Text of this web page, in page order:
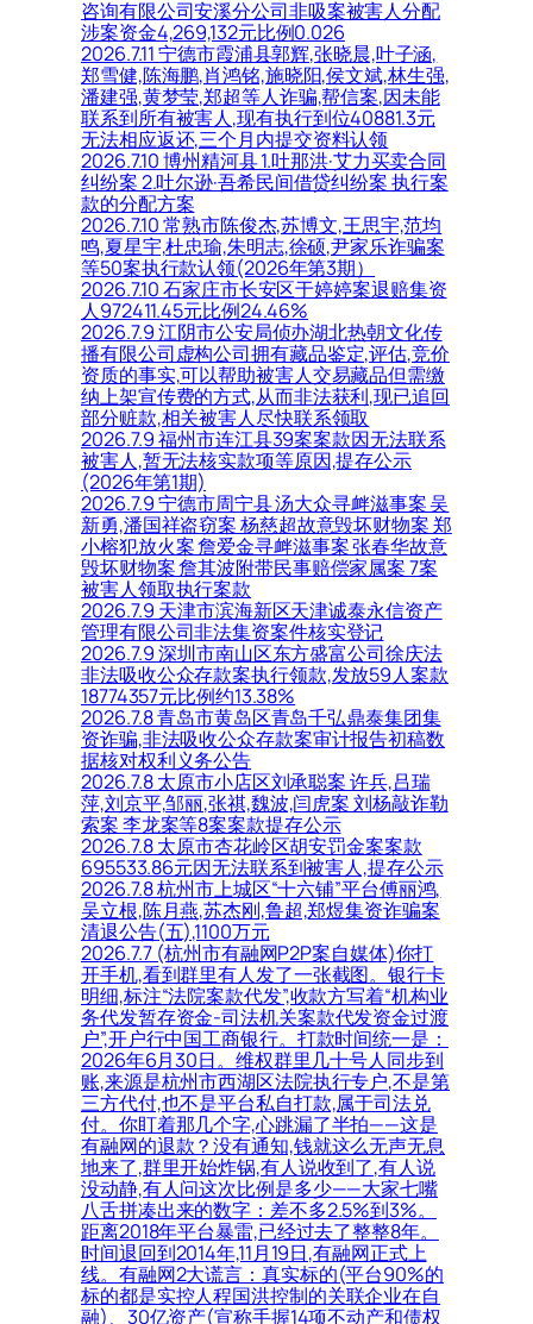
咨询有限公司安溪分公司非吸案被害人分配
涉案资金4,269,132元比例0.026
2026.7.11 宁德市霞浦县郭辉,张晓晨,叶子涵,
郑雪健,陈海鹏,肖鸿铭,施晓阳,侯文斌,林生强,
潘建强,黄梦莹,郑超等人诈骗,帮信案,因未能
联系到所有被害人,现有执行到位40881.3元
无法相应返还,三个月内提交资料认领
2026.7.10 博州精河县 1.吐那洪·艾力买卖合同
纠纷案 2.吐尔逊·吾希民间借贷纠纷案 执行案
款的分配方案
2026.7.10 常熟市陈俊杰,苏博文,王思宇,范均
鸣,夏星宇,杜忠瑜,朱明志,徐硕,尹家乐诈骗案
等50案执行款认领(2026年第3期）
2026.7.10 石家庄市长安区于婷婷案退赔集资
人972411.45元比例24.46%
2026.7.9 江阴市公安局侦办湖北热朝文化传
播有限公司虚构公司拥有藏品鉴定,评估,竞价
资质的事实,可以帮助被害人交易藏品但需缴
纳上架宣传费的方式,从而非法获利,现已追回
部分赃款,相关被害人尽快联系领取
2026.7.9 福州市连江县39案案款因无法联系
被害人,暂无法核实款项等原因,提存公示
(2026年第1期)
2026.7.9 宁德市周宁县 汤大众寻衅滋事案 吴
新勇,潘国祥盗窃案 杨慈超故意毁坏财物案 郑
小榕犯放火案 詹爱金寻衅滋事案 张春华故意
毁坏财物案 詹其波附带民事赔偿家属案 7案
被害人领取执行案款
2026.7.9 天津市滨海新区天津诚泰永信资产
管理有限公司非法集资案件核实登记
2026.7.9 深圳市南山区东方盛富公司徐庆法
非法吸收公众存款案执行领款,发放59人案款
18774357元比例约13.38%
2026.7.8 青岛市黄岛区青岛千弘鼎泰集团集
资诈骗,非法吸收公众存款案审计报告初稿数
据核对权利义务公告
2026.7.8 太原市小店区刘承聪案 许兵,吕瑞
萍,刘京平,邹丽,张祺,魏波,闫虎案 刘杨敲诈勒
索案 李龙案等8案案款提存公示
2026.7.8 太原市杏花岭区胡安罚金案案款
695533.86元因无法联系到被害人,提存公示
2026.7.8 杭州市上城区“十六铺”平台傅丽鸿,
吴立根,陈月燕,苏杰刚,鲁超,郑煜集资诈骗案
清退公告(五),1100万元
2026.7.7 (杭州市有融网P2P案自媒体)你打
开手机,看到群里有人发了一张截图。银行卡
明细,标注“法院案款代发”,收款方写着“机构业
务代发暂存资金-司法机关案款代发资金过渡
户”,开户行中国工商银行。打款时间统一是：
2026年6月30日。维权群里几十号人同步到
账,来源是杭州市西湖区法院执行专户,不是第
三方代付,也不是平台私自打款,属于司法兑
付。你盯着那几个字,心跳漏了半拍——这是
有融网的退款？没有通知,钱就这么无声无息
地来了,群里开始炸锅,有人说收到了,有人说
没动静,有人问这次比例是多少——大家七嘴
八舌拼凑出来的数字：差不多2.5%到3%。
距离2018年平台暴雷,已经过去了整整8年。
时间退回到2014年,11月19日,有融网正式上
线。有融网2大谎言：真实标的(平台90%的
标的都是实控人程国洪控制的关联企业在自
融)、30亿资产(宣称手握14项不动产和债权